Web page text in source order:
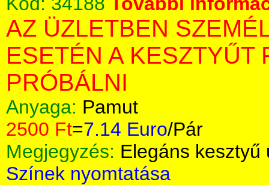
AZ ÜZLETBEN
ESETÉN A KESZTYŰT
PRÓBÁLNI
Anyaga: Pamut
2500 Ft=7.14 Euro/Pár
Megjegyzés: Elegáns kesztyű
Színek nyomtatása